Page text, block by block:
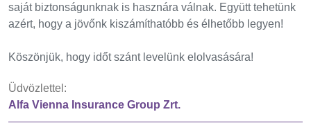
saját biztonságunknak is hasznára válnak. Együtt tehetünk
azért, hogy a jövőnk kiszámíthatóbb és élhetőbb legyen!
Köszönjük, hogy időt szánt levelünk elolvasására!
Üdvözlettel:
Alfa Vienna Insurance Group Zrt.